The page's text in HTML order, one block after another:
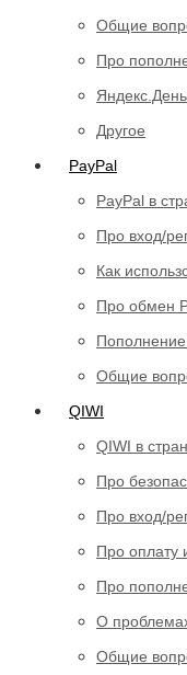
Общие
Про
Другое
PayPal
PayPal в
Про вход/
Как
Про обмен
Общие
QIWI
QIWI в
Про
Про вход/
Про оплату
Про
О
Общие